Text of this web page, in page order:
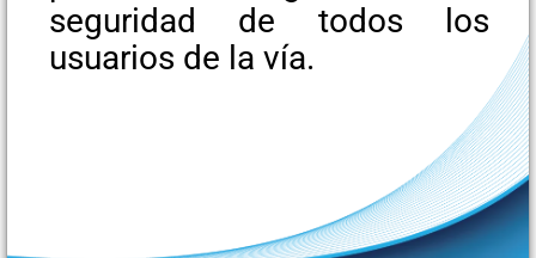
seguridad de todos los
usuarios de la vía.